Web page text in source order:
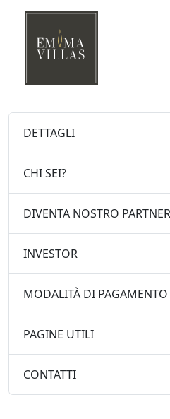
DETTAGLI
CHI SEI?
DIVENTA NOSTRO PARTNER
INVESTOR
MODALITÀ DI PAGAMENTO
PAGINE UTILI
CONTATTI